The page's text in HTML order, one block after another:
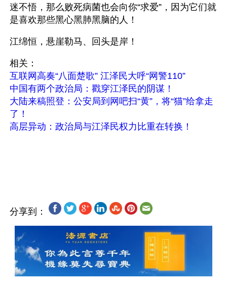
迷不悟，那么败死病菌也会向你“求爱”，因为它们就
是喜欢那些黑心黑肺黑脑的人！
江绵恒，悬崖勒马、回头是岸！
相关：
互联网高奏“八面楚歌” 江泽民大呼“网警110”
中国有两个政治局：戳穿江泽民的阴谋！
大陆来稿照登：公安局到网吧扫“黄”，将“猫”给拿走
了！
高层异动：政治局与江泽民权力比重在转换！
分享到：